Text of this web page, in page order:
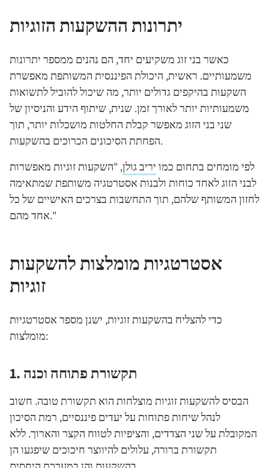
יתרונות ההשקעות הזוגיות
כאשר בני זוג משקיעים יחד, הם נהנים ממספר יתרונות
משמעותיים. ראשית, היכולת הפיננסית המשותפת מאפשרת
השקעות בהיקפים גדולים יותר, מה שיכול להוביל לתשואות
משמעותיות יותר לאורך זמן. שנית, שיתוף הידע והניסיון של
שני בני הזוג מאפשר קבלת החלטות מושכלות יותר, תוך
הפחתת הסיכונים הכרוכים בהשקעות.
לפי מומחים בתחום כמו יריב גולן, "השקעות זוגיות מאפשרות
לבני הזוג לאחד כוחות ולבנות אסטרטגיה משותפת שמתאימה
לחזון המשותף שלהם, תוך התחשבות בצרכים האישיים של כל
אחד מהם."
אסטרטגיות מומלצות להשקעות
זוגיות
כדי להצליח בהשקעות זוגיות, ישנן מספר אסטרטגיות
מומלצות:
1. תקשורת פתוחה וכנה
הבסיס להשקעות זוגיות מוצלחות הוא תקשורת טובה. חשוב
לנהל שיחות פתוחות על יעדים פיננסיים, רמת הסיכון
המקובלת על שני הצדדים, והציפיות לטווח הקצר והארוך. ללא
תקשורת ברורה, עלולים להיווצר חיכוכים שיפגעו הן